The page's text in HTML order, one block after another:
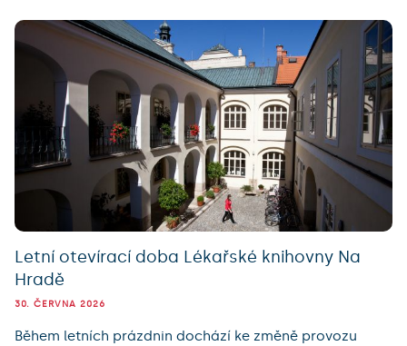
Letní otevírací doba Lékařské knihovny Na
Hradě
30. ČERVNA 2026
Během letních prázdnin dochází ke změně provozu